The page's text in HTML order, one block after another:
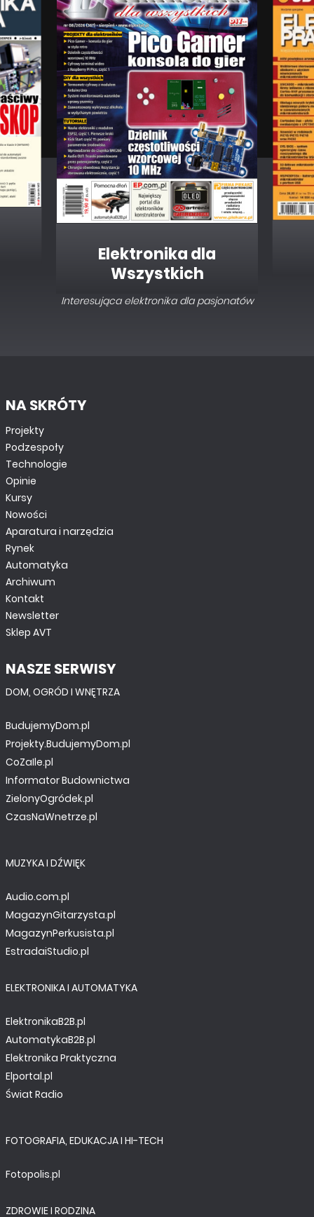
Elektronika dla
Wszystkich
Interesująca elektronika dla pasjonatów
NA SKRÓTY
Projekty
Podzespoły
Technologie
Opinie
Kursy
Nowości
Aparatura i narzędzia
Rynek
Automatyka
Archiwum
Kontakt
Newsletter
Sklep AVT
NASZE SERWISY
DOM, OGRÓD I WNĘTRZA
BudujemyDom.pl
Projekty.BudujemyDom.pl
CoZaIle.pl
Informator Budownictwa
ZielonyOgródek.pl
CzasNaWnetrze.pl
MUZYKA I DŹWIĘK
Audio.com.pl
MagazynGitarzysta.pl
MagazynPerkusista.pl
EstradaiStudio.pl
ELEKTRONIKA I AUTOMATYKA
ElektronikaB2B.pl
AutomatykaB2B.pl
Elektronika Praktyczna
Elportal.pl
Świat Radio
FOTOGRAFIA, EDUKACJA I HI-TECH
Fotopolis.pl
ZDROWIE I RODZINA